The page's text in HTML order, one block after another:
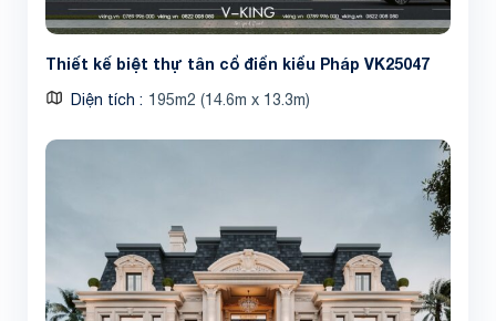
Share
Thiết kế biệt thự tân cổ điển kiểu Pháp VK25047
Diện tích 195m2 (14.6m x 13.3m)